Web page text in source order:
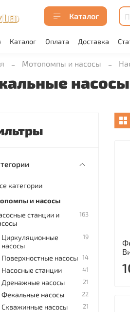
Каталог
Каталог Оплата Доставка
Мотопомпы и насосы
насосы
категории
и насосы
станции и
163
Циркуляционные
насосы
19
Поверхностные насосы 14
Насосные станции 41
Дренажные насосы 21
Фекальные насосы 22
Скважинные насосы 21